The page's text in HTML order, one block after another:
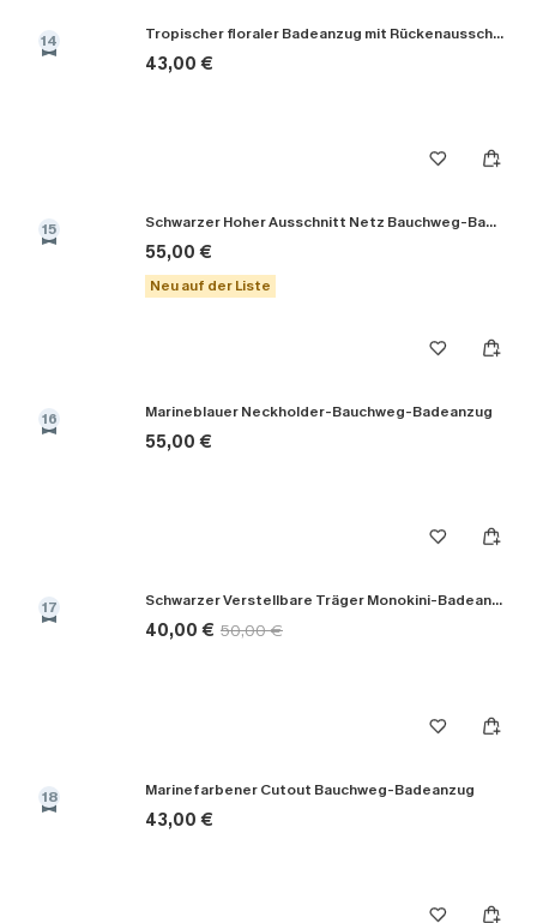
14 Tropischer floraler Badeanzug mit Rückenausschnitt
43,00 €
15 Schwarzer Hoher Ausschnitt Netz Bauchweg-Badeanzug
55,00 €
Neu auf der Liste
16 Marineblauer Neckholder-Bauchweg-Badeanzug
55,00 €
17 Schwarzer Verstellbare Träger Monokini-Badeanzug
40,00 € 50,00 €
18 Marinefarbener Cutout Bauchweg-Badeanzug
43,00 €